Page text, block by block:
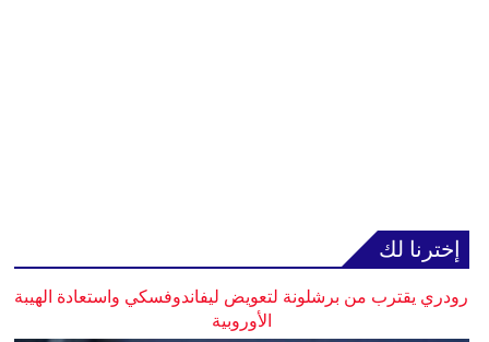
إخترنا لك
رودري يقترب من برشلونة لتعويض ليفاندوفسكي واستعادة الهيبة
الأوروبية